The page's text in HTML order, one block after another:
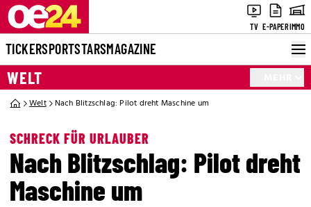
TV E-PAPERIMMO
TICKERSPORTSTARSMAGAZINE
WELT
Welt Nach Blitzschlag: Pilot dreht Maschine um
SCHRECK FÜR URLAUBER
Nach Blitzschlag: Pilot dreht
Maschine um